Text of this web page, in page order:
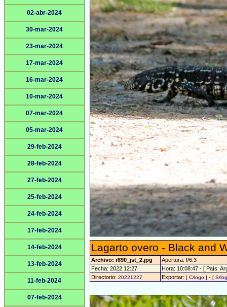
02-abr-2024
30-mar-2024
23-mar-2024
17-mar-2024
16-mar-2024
10-mar-2024
07-mar-2024
05-mar-2024
29-feb-2024
28-feb-2024
27-feb-2024
25-feb-2024
24-feb-2024
17-feb-2024
14-feb-2024
13-feb-2024
11-feb-2024
07-feb-2024
Lagarto overo - Black and
Archivo: r890_jst_2.jpg
Apertura: f/6.3
Fecha: 2022:12:27
Hora: 10:08:47 - [ País:
Directorio: 20221227 Exportar: [ C/logo ] - [ S/